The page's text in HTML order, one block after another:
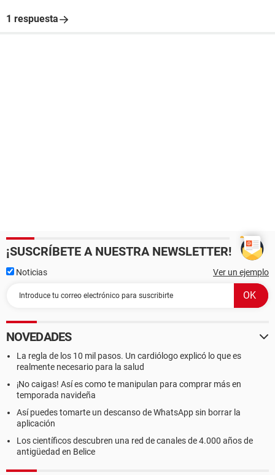
1 respuesta
¡SUSCRÍBETE A NUESTRA NEWSLETTER!
Noticias Ver un ejemplo
NOVEDADES
La regla de los 10 mil pasos. Un cardiólogo explicó lo que es
realmente necesario para la salud
¡No caigas! Así es como te manipulan para comprar más en
temporada navideña
Así puedes tomarte un descanso de WhatsApp sin borrar la
aplicación
Los científicos descubren una red de canales de 4.000 años de
antigüedad en Belice